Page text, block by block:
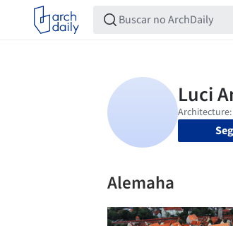
Alemaha